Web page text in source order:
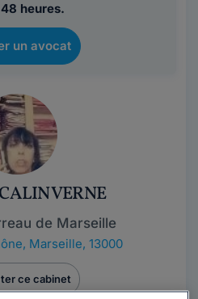
heures.
un avocat
VERNE
de Marseille
, Marseille, 13000
ce cabinet